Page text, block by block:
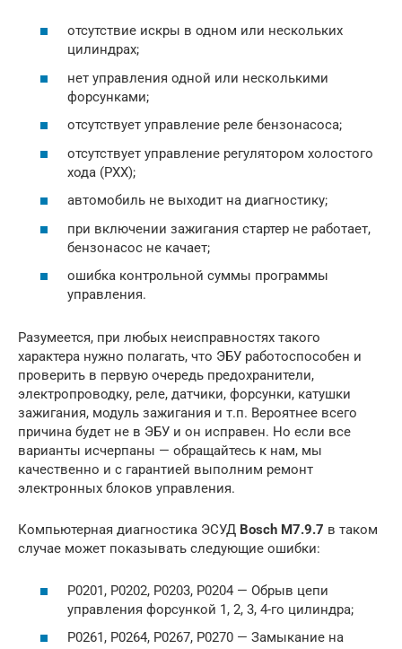
отсутствие искры в одном или нескольких
цилиндрах;
нет управления одной или несколькими
форсунками;
отсутствует управление реле бензонасоса;
отсутствует управление регулятором холостого
хода (РХХ);
автомобиль не выходит на диагностику;
при включении зажигания стартер не работает,
бензонасос не качает;
ошибка контрольной суммы программы
управления.
Разумеется, при любых неисправностях такого
характера нужно полагать, что ЭБУ работоспособен и
проверить в первую очередь предохранители,
электропроводку, реле, датчики, форсунки, катушки
зажигания, модуль зажигания и т.п. Вероятнее всего
причина будет не в ЭБУ и он исправен. Но если все
варианты исчерпаны — обращайтесь к нам, мы
качественно и с гарантией выполним ремонт
электронных блоков управления.
Компьютерная диагностика ЭСУД Bosch M7.9.7 в таком
случае может показывать следующие ошибки:
Р0201, Р0202, Р0203, Р0204 — Обрыв цепи
управления форсункой 1, 2, 3, 4-го цилиндра;
Р0261, Р0264, Р0267, Р0270 — Замыкание на